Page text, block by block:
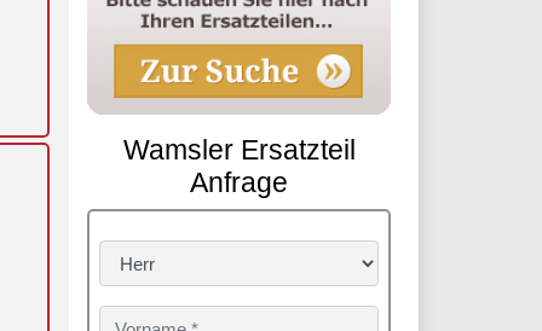
Wamsler Ersatzteil
Anfrage